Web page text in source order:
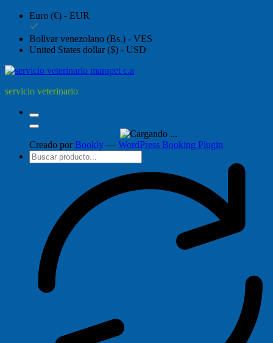
Euro (€) - EUR
Bolívar venezolano (Bs.) - VES
United States dollar ($) - USD
servicio veterinario
Creado por Bookly — WordPress Booking Plugin